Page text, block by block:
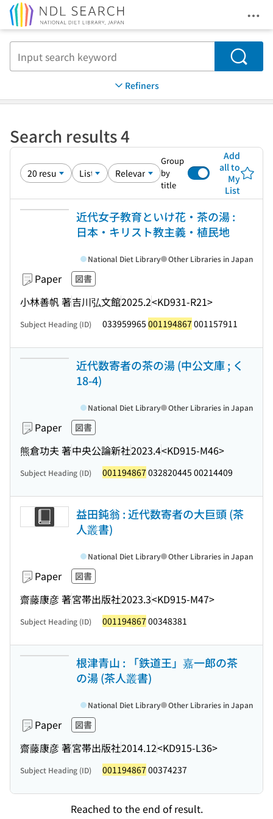
Search
Refiners
Search results 4
Group
by
title
Add
all to
My
List
近代女子教育といけ花・茶の湯 :
日本・キリスト教主義・植民地
Paper 図書
小林善帆 著吉川弘文館2025.2<KD931-R21>
National Diet Library Other Libraries in Japan
Subject Heading (ID) 033959965 001194867 001157911
近代数寄者の茶の湯 (中公文庫 ; く
18-4)
Paper 図書
熊倉功夫 著中央公論新社2023.4<KD915-M46>
National Diet Library Other Libraries in Japan
Subject Heading (ID) 001194867 032820445 00214409
益田鈍翁 : 近代数寄者の大巨頭 (茶
人叢書)
Paper 図書
齋藤康彦 著宮帯出版社2023.3<KD915-M47>
National Diet Library Other Libraries in Japan
Subject Heading (ID) 001194867 00348381
根津青山 : 「鉄道王」嘉一郎の茶
の湯 (茶人叢書)
Paper 図書
齋藤康彦 著宮帯出版社2014.12<KD915-L36>
National Diet Library Other Libraries in Japan
Subject Heading (ID) 001194867 00374237
Reached to the end of result.